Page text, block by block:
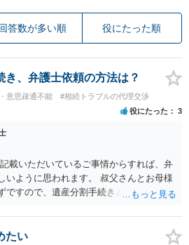
答数が多い順 役にたった順
、弁護士依頼の方法は？
意思疎通不能 #相続トラブルの代理交渉
役にたった 3
載いただいているご事情からすれば、弁
いように思われます。 叔父さんとお母様
ですので、遺産分割手続きという形でお
て慰謝料を請求する」と言ってこられて
に訴訟提起等されている訳ではないので
たい